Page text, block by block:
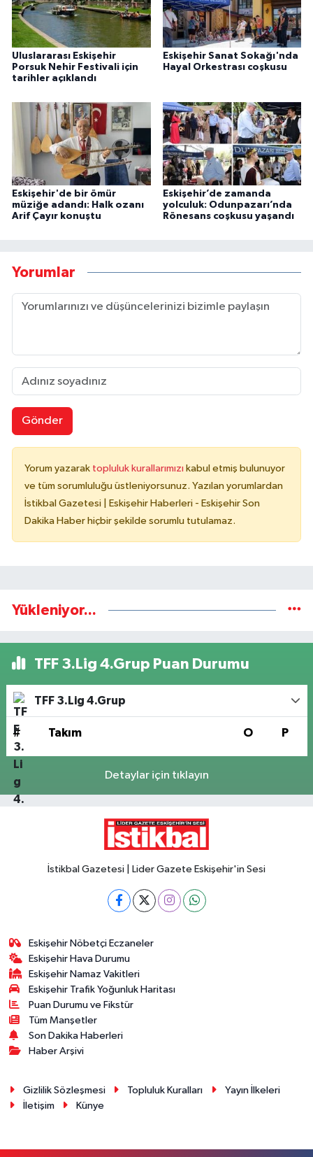
Uluslararası Eskişehir
Porsuk Nehir Festivali için
tarihler açıklandı
Eskişehir Sanat Sokağı'nda
Hayal Orkestrası coşkusu
Eskişehir'de bir ömür
müziğe adandı: Halk ozanı
Arif Çayır konuştu
Eskişehir’de zamanda
yolculuk: Odunpazarı’nda
Rönesans coşkusu yaşandı
Yorumlar
Gönder
Yorum yazarak topluluk kurallarımızı kabul etmiş bulunuyor
ve tüm sorumluluğu üstleniyorsunuz. Yazılan yorumlardan
İstikbal Gazetesi | Eskişehir Haberleri - Eskişehir Son
Dakika Haber hiçbir şekilde sorumlu tutulamaz.
Yükleniyor...
TFF 3.Lig 4.Grup Puan Durumu
TFF 3.Lig 4.Grup
# Takım O P
Detaylar için tıklayın
İstikbal Gazetesi | Lider Gazete Eskişehir'in Sesi
Eskişehir Nöbetçi Eczaneler
Eskişehir Hava Durumu
Eskişehir Namaz Vakitleri
Eskişehir Trafik Yoğunluk Haritası
Puan Durumu ve Fikstür
Tüm Manşetler
Son Dakika Haberleri
Haber Arşivi
Gizlilik Sözleşmesi Topluluk Kuralları
Yayın İlkeleri
İletişim
Künye